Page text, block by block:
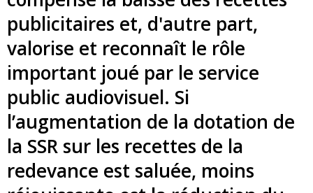
publicitaires et, d'autre part,
valorise et reconnaît le rôle
important joué par le service
public audiovisuel. Si
l’augmentation de la dotation de
la SSR sur les recettes de la
redevance est saluée, moins